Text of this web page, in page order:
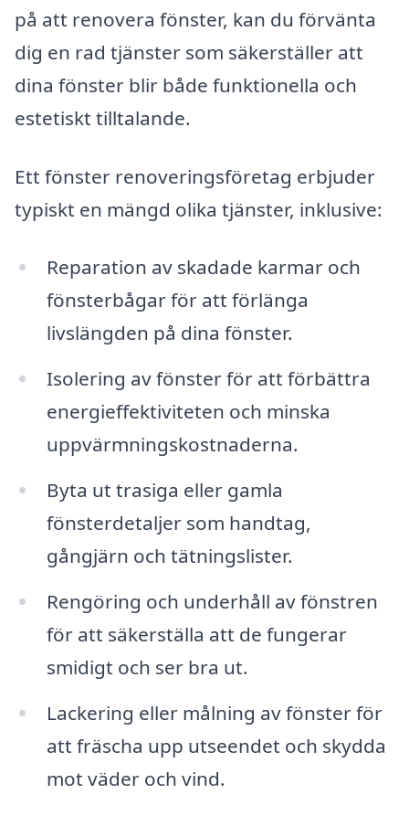
på att renovera fönster, kan du förvänta
dig en rad tjänster som säkerställer att
dina fönster blir både funktionella och
estetiskt tilltalande.
Ett fönster renoveringsföretag erbjuder
typiskt en mängd olika tjänster, inklusive:
Reparation av skadade karmar och
fönsterbågar för att förlänga
livslängden på dina fönster.
Isolering av fönster för att förbättra
energieffektiviteten och minska
uppvärmningskostnaderna.
Byta ut trasiga eller gamla
fönsterdetaljer som handtag,
gångjärn och tätningslister.
Rengöring och underhåll av fönstren
för att säkerställa att de fungerar
smidigt och ser bra ut.
Lackering eller målning av fönster för
att fräscha upp utseendet och skydda
mot väder och vind.